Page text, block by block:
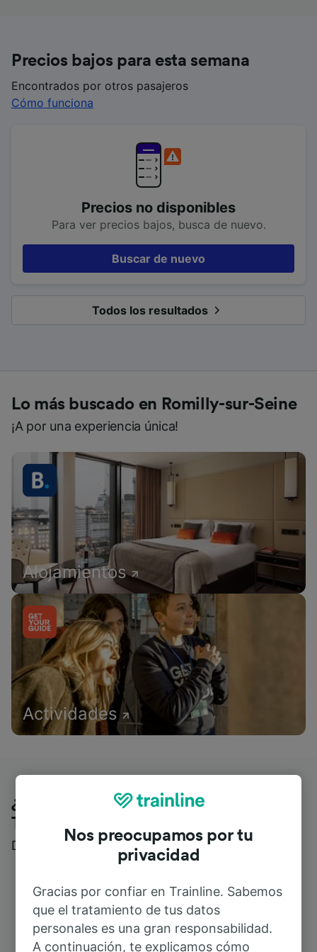
Precios bajos para esta semana
Encontrados por otros pasajeros
Cómo funciona
Precios no disponibles
Para ver precios bajos, busca de nuevo.
Buscar de nuevo
Todos los resultados
Lo más buscado en Romilly-sur-Seine
¡A por una experiencia única!
Alojamientos
Actividades
¿Qué piensan nuestros clientes de
Trainline?
Descubre reseñas reales de nuestros viajeros
Nos preocupamos por tu
privacidad
Gracias por confiar en Trainline. Sabemos
que el tratamiento de tus datos
personales es una gran responsabilidad.
A continuación, te explicamos cómo